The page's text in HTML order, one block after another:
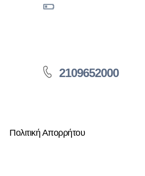
2109652000
Πολιτική Απορρήτου